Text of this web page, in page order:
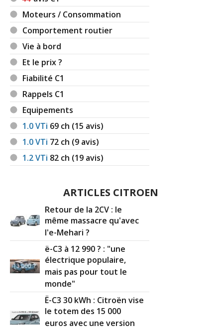
Moteurs / Consommation
Comportement routier
Vie à bord
Et le prix ?
Fiabilité C1
Rappels C1
Equipements
1.0 VTi 69 ch (15 avis)
1.0 VTi 72 ch (9 avis)
1.2 VTi 82 ch (19 avis)
ARTICLES CITROEN
Retour de la 2CV : le
même massacre qu'avec
l'e-Mehari ?
ë-C3 à 12 990 ? : "une
électrique populaire,
mais pas pour tout le
monde"
Ë-C3 30 kWh : Citroën vise
le totem des 15 000
euros avec une version